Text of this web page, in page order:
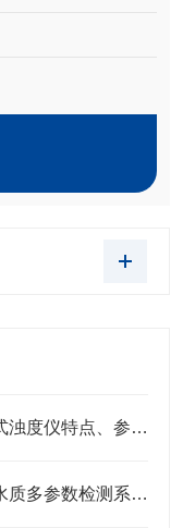
手持水质浊度检测仪怎么选？便携式浊度仪特点、参数及应用说明
精准便携，全域适配——天众手持水质多参数检测系统技术解析